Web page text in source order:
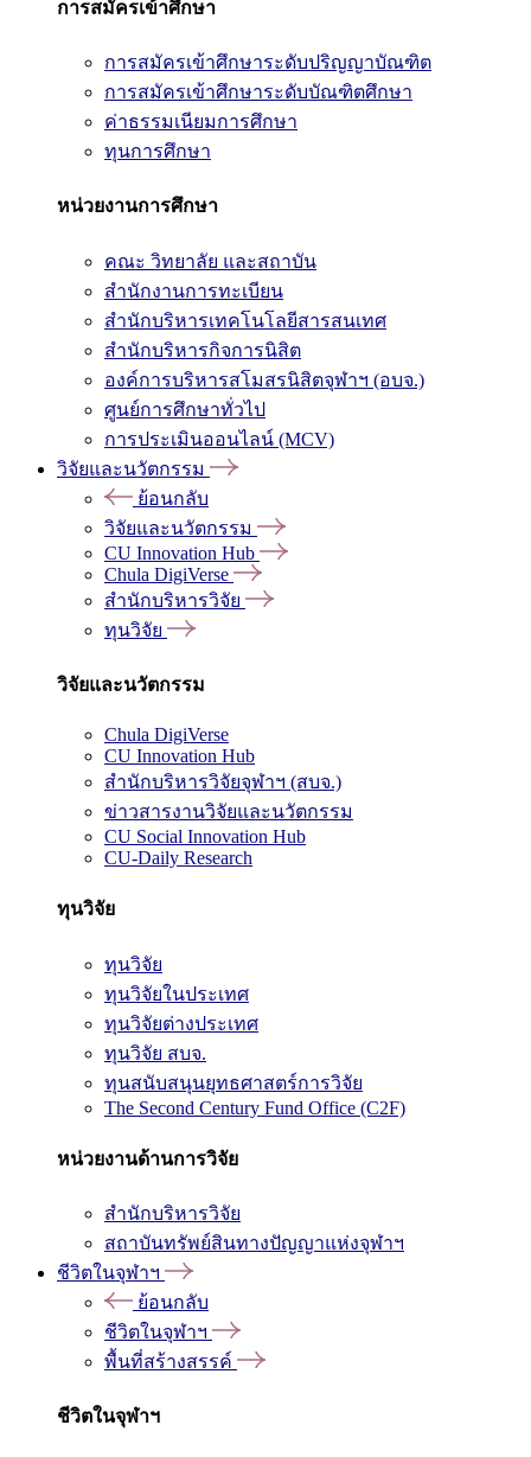
การสมัครเข้าศึกษา
การสมัครเข้าศึกษาระดับปริญญาบัณฑิต
การสมัครเข้าศึกษาระดับบัณฑิตศึกษา
ค่าธรรมเนียมการศึกษา
ทุนการศึกษา
หน่วยงานการศึกษา
คณะ วิทยาลัย และสถาบัน
สำนักงานการทะเบียน
สำนักบริหารเทคโนโลยีสารสนเทศ
สำนักบริหารกิจการนิสิต
องค์การบริหารสโมสรนิสิตจุฬาฯ (อบจ.)
ศูนย์การศึกษาทั่วไป
การประเมินออนไลน์ (MCV)
วิจัยและนวัตกรรม
ย้อนกลับ
วิจัยและนวัตกรรม
CU Innovation Hub
Chula DigiVerse
สำนักบริหารวิจัย
ทุนวิจัย
วิจัยและนวัตกรรม
Chula DigiVerse
CU Innovation Hub
สำนักบริหารวิจัยจุฬาฯ (สบจ.)
ข่าวสารงานวิจัยและนวัตกรรม
CU Social Innovation Hub
CU-Daily Research
ทุนวิจัย
ทุนวิจัย
ทุนวิจัยในประเทศ
ทุนวิจัยต่างประเทศ
ทุนวิจัย สบจ.
ทุนสนับสนุนยุทธศาสตร์การวิจัย
The Second Century Fund Office (C2F)
หน่วยงานด้านการวิจัย
สำนักบริหารวิจัย
สถาบันทรัพย์สินทางปัญญาแห่งจุฬาฯ
ชีวิตในจุฬาฯ
ย้อนกลับ
ชีวิตในจุฬาฯ
พื้นที่สร้างสรรค์
ชีวิตในจุฬาฯ